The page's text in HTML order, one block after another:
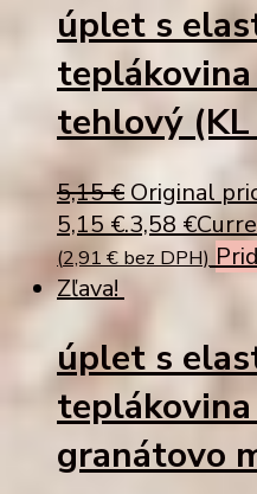
úplet s
tehlový
5,15€ Original
5,15 €.3,58 €
(2,91 € bez DPH)
Zľava!
úplet s
granátovo